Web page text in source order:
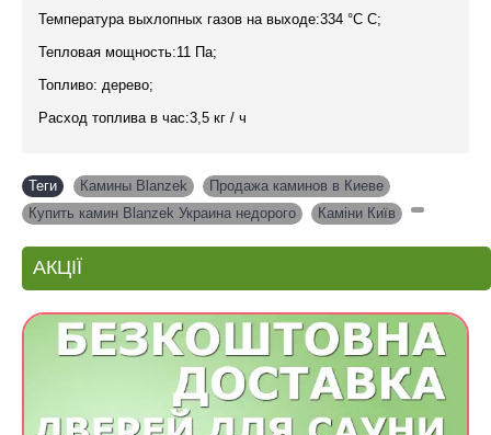
Температура выхлопных газов на выходе:334 °C C;
Тепловая мощность:11 Па;
Топливо: дерево;
Расход топлива в час:3,5 кг / ч
Теги Камины Blanzek Продажа каминов в Киеве
Купить камин Blanzek Украина недорого
Каміни Київ
АКЦІЇ